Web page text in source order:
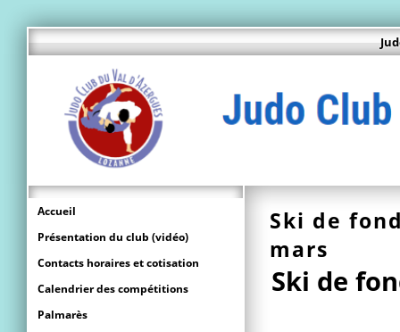
Ski de
mars
Ski de
Accueil
Présentation du club (vidéo)
Contacts horaires et cotisation
Calendrier des compétitions
Palmarès